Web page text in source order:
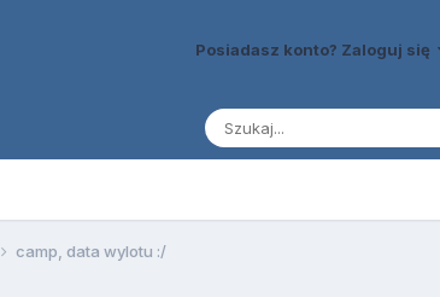
Posiadasz konto? Zaloguj się
camp, data wylotu :/